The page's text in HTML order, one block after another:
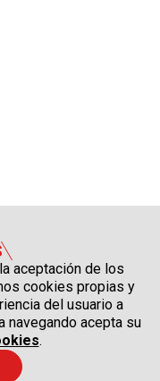
aceptación de los
cookies propias y
del usuario a
navegando acepta su
.